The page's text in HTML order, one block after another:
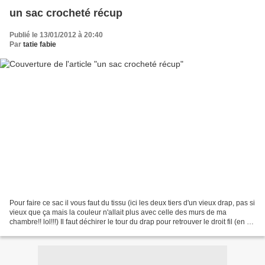
un sac crocheté récup
Publié le 13/01/2012 à 20:40
Par tatie fabie
Pour faire ce sac il vous faut du tissu (ici les deux tiers d'un vieux drap, pas si
vieux que ça mais la couleur n'allait plus avec celle des murs de ma
chambre!! lol!!!) Il faut déchirer le tour du drap pour retrouver le droit fil (en +